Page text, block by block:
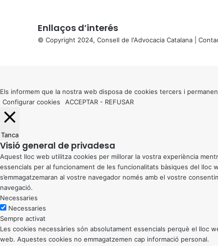
Enllaços d’interés
© Copyright 2024, Consell de l'Advocacia Catalana |
button
Els informem que la nostra web disposa de cookies tercers i
Configurar cookies
ACCEPTAR - REFUSAR
Tanca
Visió general de privadesa
Aquest lloc web utilitza cookies per millorar la vostra experiència
essencials per al funcionament de les funcionalitats bàsiques del
s’emmagatzemaran al vostre navegador només amb el vostre
navegació.
Necessaries
Necessaries
Sempre activat
Les cookies necessàries són absolutament essencials perquè el lloc
web. Aquestes cookies no emmagatzemen cap informació personal.